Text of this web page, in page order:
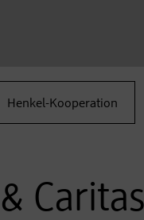
Henkel-Kooperation